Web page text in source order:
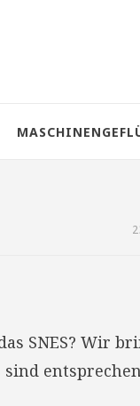
SNES? Wir
sind